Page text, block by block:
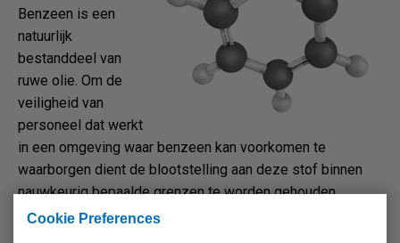
Cookie Preferences
Benzeen is een
natuurlijk
bestanddeel van
ruwe olie. Om de
veiligheid van
personeel dat werkt
in een omgeving waar benzeen kan voorkomen te
waarborgen dient de blootstelling aan deze stof binnen
nauwkeurig bepaalde grenzen te worden gehouden.
Europese wetgeving vereist dat benzeenblootstelling